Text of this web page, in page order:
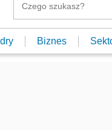
Biznes